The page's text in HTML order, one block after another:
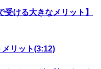
受ける大きなメリット】
リット(3:12)